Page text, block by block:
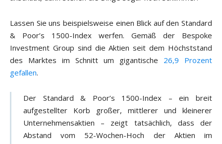
Lassen Sie uns beispielsweise einen Blick auf den Standard
& Poor’s 1500-Index werfen. Gemäß der Bespoke
Investment Group sind die Aktien seit dem Höchststand
des Marktes im Schnitt um gigantische 26,9 Prozent
gefallen.
Der Standard & Poor’s 1500-Index – ein breit
aufgestellter Korb großer, mittlerer und kleinerer
Unternehmensaktien – zeigt tatsächlich, dass der
Abstand vom 52-Wochen-Hoch der Aktien im